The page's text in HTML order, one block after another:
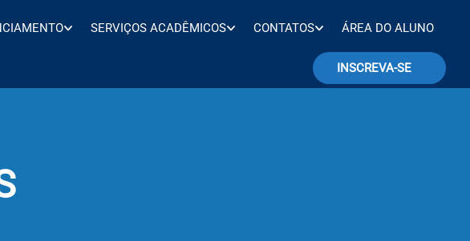
SERVIÇOS ACADÊMICOS CONTATOS ÁREA DO ALUNO
INSCREVA-SE